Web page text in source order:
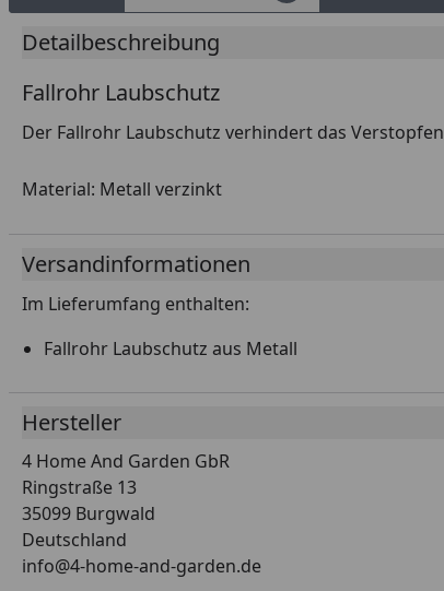
Detailbeschreibung
Fallrohr Laubschutz
Der Fallrohr Laubschutz verhindert das
Material: Metall verzinkt
Versandinformationen
Im Lieferumfang enthalten:
Fallrohr Laubschutz aus Metall
Hersteller
4 Home And Garden GbR
Ringstraße 13
35099 Burgwald
Deutschland
info@4-home-and-garden.de